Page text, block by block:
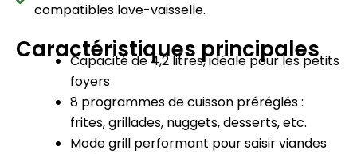
compatibles lave-vaisselle.
Caractéristiques principales
Capacité de 4,2 litres, idéale pour les petits
foyers
8 programmes de cuisson préréglés :
frites, grillades, nuggets, desserts, etc.
Mode grill performant pour saisir viandes